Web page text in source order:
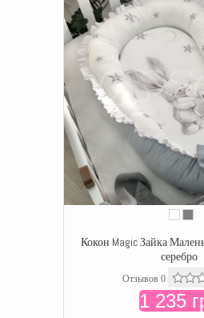
Кокон Magic Зайка
серебро
Отзывов 0
1 235